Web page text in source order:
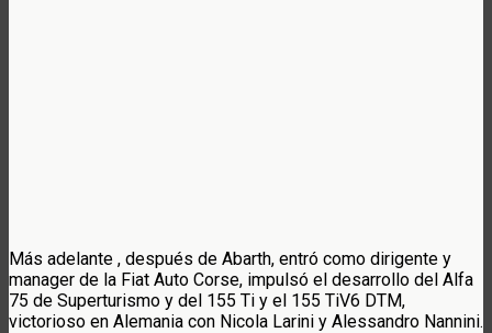
Más adelante , después de Abarth, entró como dirigente y
manager de la Fiat Auto Corse, impulsó el desarrollo del Alfa
75 de Superturismo y del 155 Ti y el 155 TiV6 DTM,
victorioso en Alemania con Nicola Larini y Alessandro Nannini.